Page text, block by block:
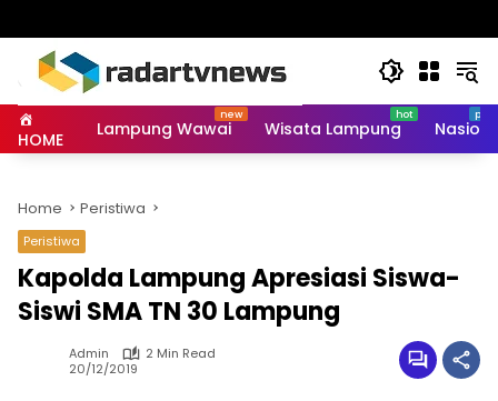
HOME Lampung Wawai Wisata Lampung
Home Peristiwa
Peristiwa
Kapolda Lampung Apresiasi Siswa-
Siswi SMA TN 30 Lampung
Admin
2 Min Read
20/12/2019